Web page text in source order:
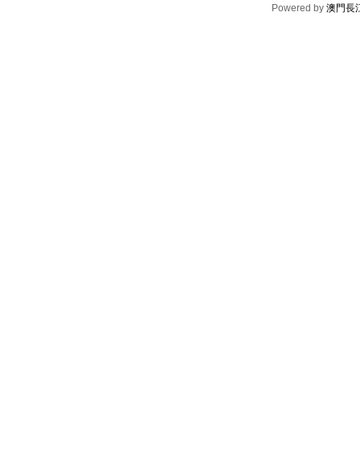
Powered by 澳門長